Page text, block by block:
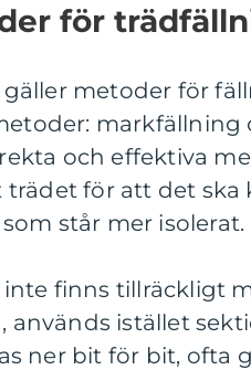
för
gäller metoder för
markfällning
och effektiva
trädet för att det ska
står mer isolerat.
inte finns tillräckligt
används istället
ner bit för bit, ofta